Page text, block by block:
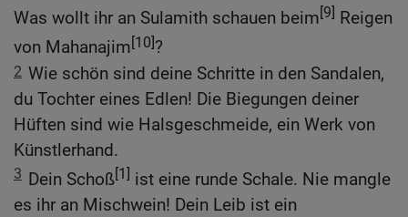
Was wollt ihr an Sulamith schauen beim[9] Reigen
von Mahanajim[10]?
2 Wie schön sind deine Schritte in den Sandalen,
du Tochter eines Edlen! Die Biegungen deiner
Hüften sind wie Halsgeschmeide, ein Werk von
Künstlerhand.
3 Dein Schoß[1] ist eine runde Schale. Nie mangle
es ihr an Mischwein! Dein Leib ist ein